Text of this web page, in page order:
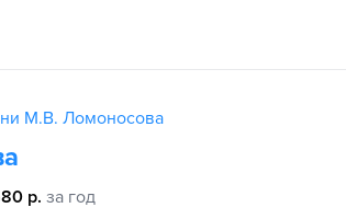
М.В. Ломоносова
р. за год